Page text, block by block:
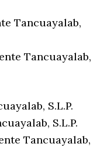
Tancuayalab,
Tancuayalab,
S.L.P.
S.L.P.
Tancuayalab,